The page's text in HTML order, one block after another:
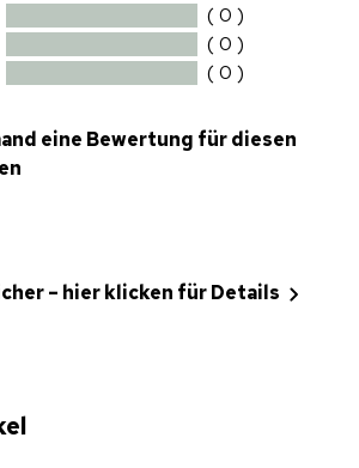
( 0 )
( 0 )
( 0 )
eine Bewertung für diesen
– hier klicken für Details